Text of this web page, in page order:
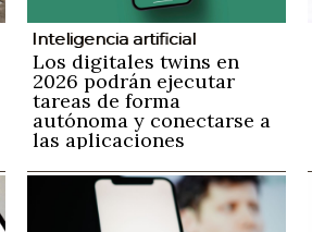
Inteligencia artificial
Los digitales twins en
2026 podrán ejecutar
tareas de forma
autónoma y conectarse a
las aplicaciones